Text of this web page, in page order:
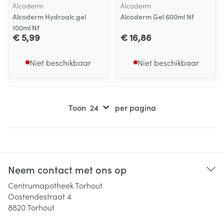
Alcoderm
Alcoderm Hydroalc.gel
100ml Nf
€ 5,99
Niet beschikbaar
Alcoderm
Alcoderm Gel 600ml Nf
€ 16,86
Niet beschikbaar
Toon per pagina
Neem contact met ons op
Centrumapotheek Torhout
Oostendestraat 4
8820Torhout